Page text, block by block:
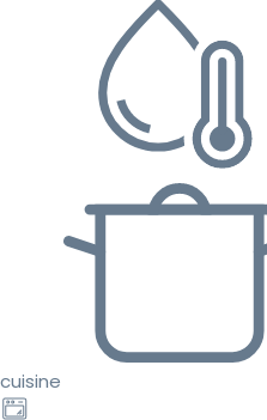
cuisine